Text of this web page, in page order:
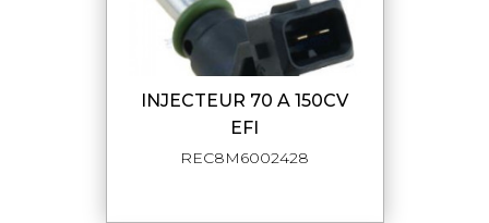
INJECTEUR 70 A 150CV
EFI
REC8M6002428